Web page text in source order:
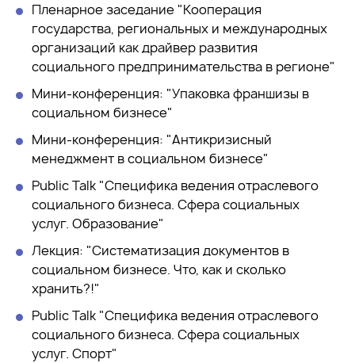
Пленарное заседание "Кооперация
государства, региональных и международных
организаций как драйвер развития
социального предпринимательства в регионе"
Мини-конференция: "Упаковка франшизы в
социальном бизнесе"
Мини-конференция: "Антикризисный
менеджмент в социальном бизнесе"
Public Talk "Специфика ведения отраслевого
социального бизнеса. Сфера социальных
услуг. Образование"
Лекция: "Систематизация документов в
социальном бизнесе. Что, как и сколько
хранить?!"
Public Talk "Специфика ведения отраслевого
социального бизнеса. Сфера социальных
услуг. Спорт"